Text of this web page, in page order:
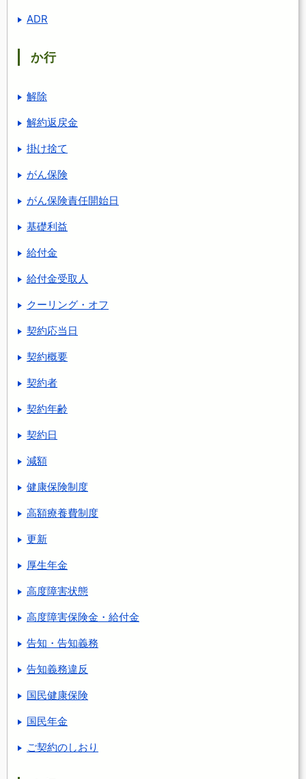
ADR
か行
解除
解約返戻金
掛け捨て
がん保険
がん保険責任開始日
基礎利益
給付金
給付金受取人
クーリング・オフ
契約応当日
契約概要
契約者
契約年齢
契約日
減額
健康保険制度
高額療養費制度
更新
厚生年金
高度障害状態
高度障害保険金・給付金
告知・告知義務
告知義務違反
国民健康保険
国民年金
ご契約のしおり